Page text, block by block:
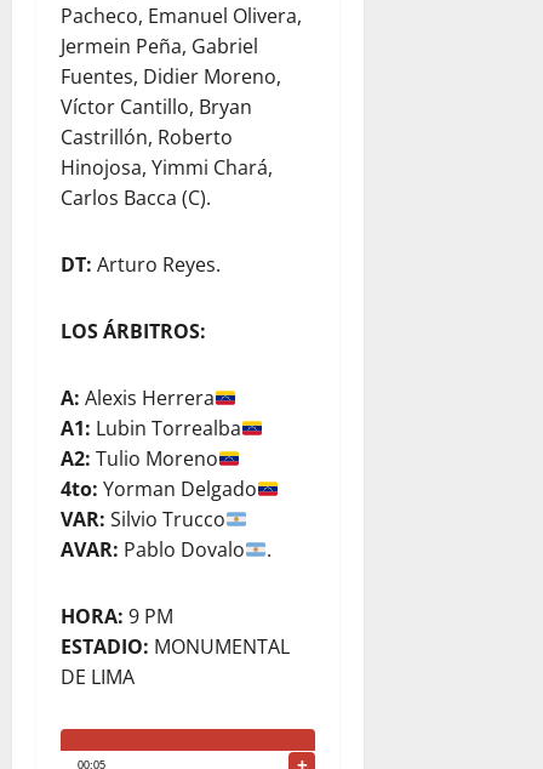
Pacheco, Emanuel Olivera,
Jermein Peña, Gabriel
Fuentes, Didier Moreno,
Víctor Cantillo, Bryan
Castrillón, Roberto
Hinojosa, Yimmi Chará,
Carlos Bacca (C).
DT: Arturo Reyes.
LOS ÁRBITROS:
A: Alexis Herrera
A1: Lubin Torrealba
A2: Tulio Moreno
4to: Yorman Delgado
VAR: Silvio Trucco
AVAR: Pablo Dovalo .
HORA: 9 PM
ESTADIO: MONUMENTAL
DE LIMA